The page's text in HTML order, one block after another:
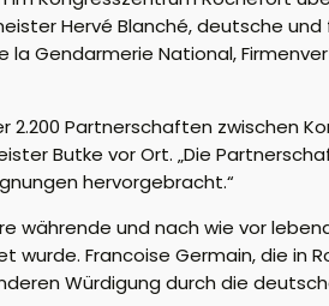
Hervé Blanché, deutsche
Gendarmerie National,
2.200 Partnerschaften zwischen
Butke vor Ort. „Die
hervorgebracht.“
währende und nach wie vor
wurde. Francoise Germain, die
Würdigung durch die